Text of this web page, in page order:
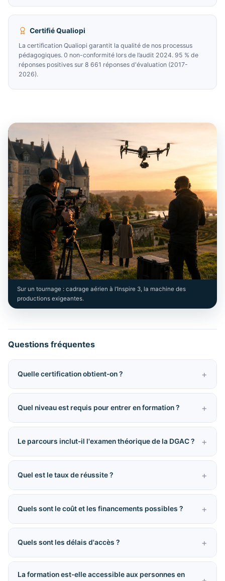
Certifié Qualiopi
La certification Qualiopi garantit la qualité de nos processus
pédagogiques. 0 non-conformité lors de l’audit 2024. 95 % de
réponses positives sur 8 661 réponses d'évaluation (2017-
2026).
Sur un tournage : cadrage aérien à l’Inspire 3, la machine des
productions exigeantes.
Questions fréquentes
Quelle certification obtient-on ?
Quel niveau est requis pour entrer en formation ?
Le parcours inclut-il l'examen théorique de la DGAC ?
Quel est le taux de réussite ?
Quels sont le coût et les financements possibles ?
Quels sont les délais d'accès ?
La formation est-elle accessible aux personnes en